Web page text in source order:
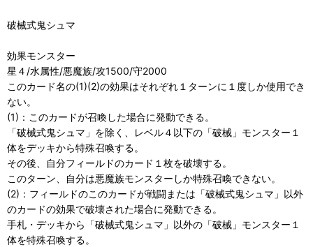
破械式鬼シュマ
効果モンスター
星４/水属性/悪魔族/攻1500/守2000
このカード名の(1)(2)の効果はそれぞれ１ターンに１度しか使用でき
ない。
(1)：このカードが召喚した場合に発動できる。
「破械式鬼シュマ」を除く、レベル４以下の「破械」モンスター１
体をデッキから特殊召喚する。
その後、自分フィールドのカード１枚を破壊する。
このターン、自分は悪魔族モンスターしか特殊召喚できない。
(2)：フィールドのこのカードが戦闘または「破械式鬼シュマ」以外
のカードの効果で破壊された場合に発動できる。
手札・デッキから「破械式鬼シュマ」以外の「破械」モンスター１
体を特殊召喚する。